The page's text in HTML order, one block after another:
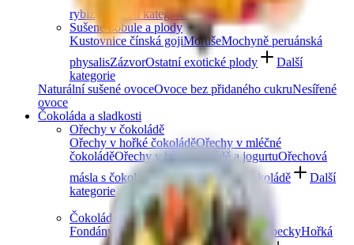
rybíz
Další kategorie
Sušené bobule a plody
Kustovnice čínská gojiMorušeMochyně peruánská
physalisZázvorOstatní exotické plody
Další
kategorie
Naturální sušené ovoceOvoce bez přidaného cukruNesířené
ovoce
Čokoláda a sladkosti
Ořechy v čokoládě
Ořechy v hořké čokoláděOřechy v mléčné
čokoláděOřechy v bílé čokoládě a jogurtuOřechová
másla s čokoládou
Ořechový mix v čokoládě
Další
kategorie
Čokoládové mlsání
Fondány a nugáty
Čokoládové hrudky a peckyHořká